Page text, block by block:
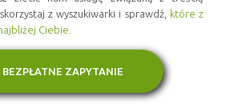
z wyszukiwarki i sprawdź,
które z
Ciebie
BEZPŁATNE ZAPYTANIE